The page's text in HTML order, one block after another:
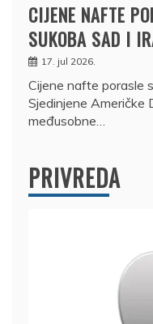
CIJENE NAFTE
SUKOBA SAD I
17. jul 2026.
Cijene nafte porasle
Sjedinjene Američke
međusobne…
PRIVREDA